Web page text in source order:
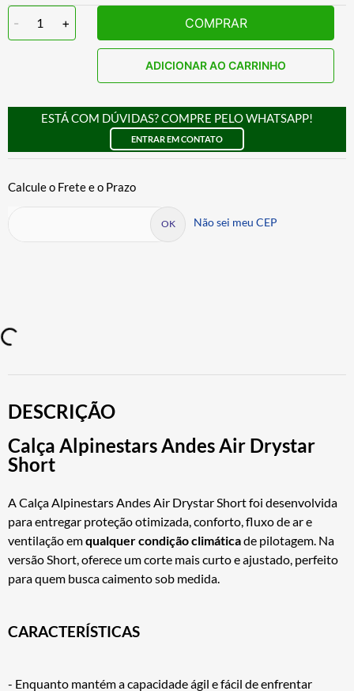
- 1 + COMPRAR
ADICIONAR AO CARRINHO
ESTÁ COM DÚVIDAS? COMPRE PELO WHATSAPP!
ENTRAR EM CONTATO
Não sei meu CEP
DESCRIÇÃO
Calça Alpinestars Andes Air Drystar
Short
A Calça Alpinestars Andes Air Drystar Short foi desenvolvida
para entregar proteção otimizada, conforto, fluxo de ar e
ventilação emqualquer condição climáticade pilotagem. Na
versão Short, oferece um corte mais curto e ajustado, perfeito
para quem busca caimento sob medida.
CARACTERÍSTICAS
- Enquanto mantém a capacidade ágil e fácil de enfrentar